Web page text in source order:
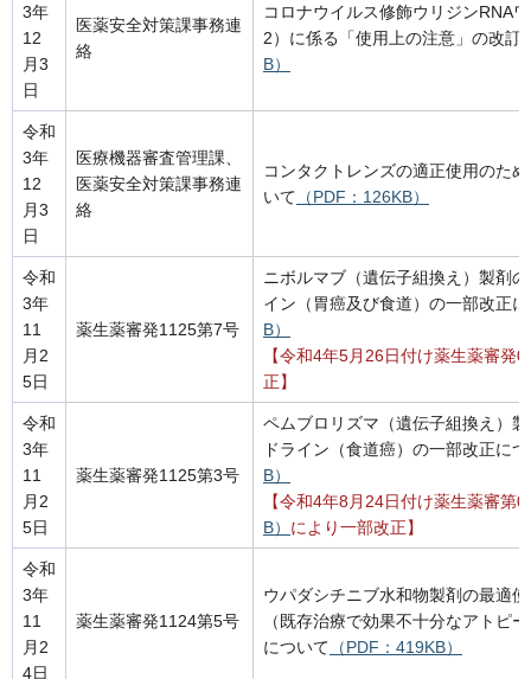
3年
12
月3
日
医薬安全対策課事務連
絡
コロナウイルス修飾ウリジンRNA
2）に係る「使用上の注意」の改訂
B）
令和
3年
12
月3
日
医療機器審査管理課、
医薬安全対策課事務連
絡
コンタクトレンズの適正使用のた
いて （PDF：126KB）
令和
3年
11
月2
5日
薬生薬審発1125第7号
ニボルマブ（遺伝子組換え）製剤
イン（胃癌及び食道）の一部改正
B）
【令和4年5月26日付け薬生薬審発
正】
令和
3年
11
月2
5日
薬生薬審発1125第3号
ペムブロリズマ（遺伝子組換え）
ドライン（食道癌）の一部改正に
B）
【令和4年8月24日付け薬生薬審第
B） により一部改正】
令和
3年
11
月2
4日
薬生薬審発1124第5号
ウパダシチニブ水和物製剤の最適
（既存治療で効果不十分なアトピ
について （PDF：419KB）